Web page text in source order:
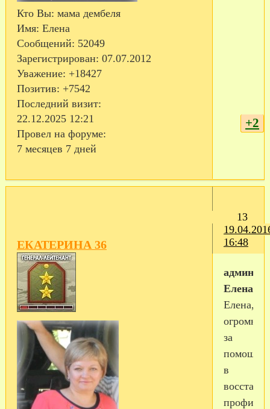
Кто Вы: мама дембеля
Имя: Елена
Сообщений: 52049
Зарегистрирован: 07.07.2012
Уважение: +18427
Позитив: +7542
Последний визит:
22.12.2025 12:21
Провел на форуме:
7 месяцев 7 дней
+2
13
16:48
ЕКАТЕРИНА 36
админ
Елена
огромное
за
помощь
в